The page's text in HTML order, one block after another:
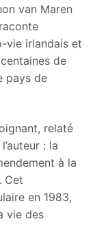
van Maren
vie irlandais et
de
pays de
relaté
: la
à la
Cet
en 1983,
vie des